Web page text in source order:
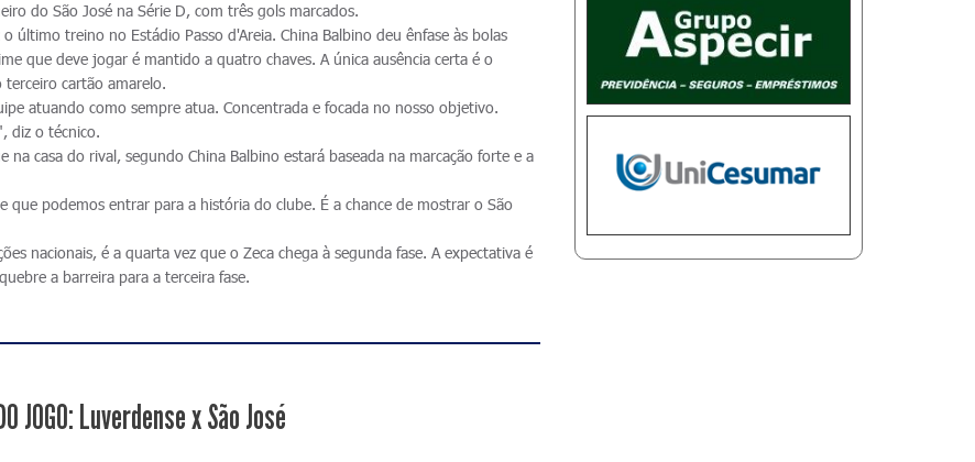
do São José na Série D, com três gols marcados.
último treino no Estádio Passo d'Areia. China Balbino deu ênfase às bolas
que deve jogar é mantido a quatro chaves. A única ausência certa é o
terceiro cartão amarelo.
atuando como sempre atua. Concentrada e focada no nosso objetivo.
diz o técnico.
na casa do rival, segundo China Balbino estará baseada na marcação forte e a
que podemos entrar para a história do clube. É a chance de mostrar o São
nacionais, é a quarta vez que o Zeca chega à segunda fase. A expectativa é
a barreira para a terceira fase.
JOGO: Luverdense x São José